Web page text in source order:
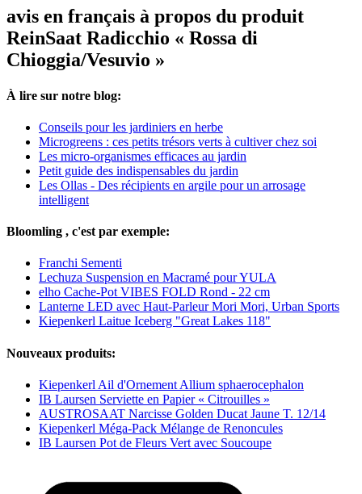
avis en français à propos du produit
ReinSaat Radicchio « Rossa di
Chioggia/Vesuvio »
À lire sur notre blog:
Conseils pour les jardiniers en herbe
Microgreens : ces petits trésors verts à cultiver chez soi
Les micro-organismes efficaces au jardin
Petit guide des indispensables du jardin
Les Ollas - Des récipients en argile pour un arrosage
intelligent
Bloomling , c'est par exemple:
Franchi Sementi
Lechuza Suspension en Macramé pour YULA
elho Cache-Pot VIBES FOLD Rond - 22 cm
Lanterne LED avec Haut-Parleur Mori Mori, Urban Sports
Kiepenkerl Laitue Iceberg "Great Lakes 118"
Nouveaux produits:
Kiepenkerl Ail d'Ornement Allium sphaerocephalon
IB Laursen Serviette en Papier « Citrouilles »
AUSTROSAAT Narcisse Golden Ducat Jaune T. 12/14
Kiepenkerl Méga-Pack Mélange de Renoncules
IB Laursen Pot de Fleurs Vert avec Soucoupe